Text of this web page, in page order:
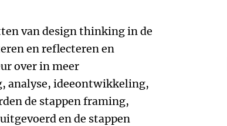
van design thinking in de
en reflecteren en
over in meer
analyse, ideeontwikkeling,
de stappen framing,
en de stappen